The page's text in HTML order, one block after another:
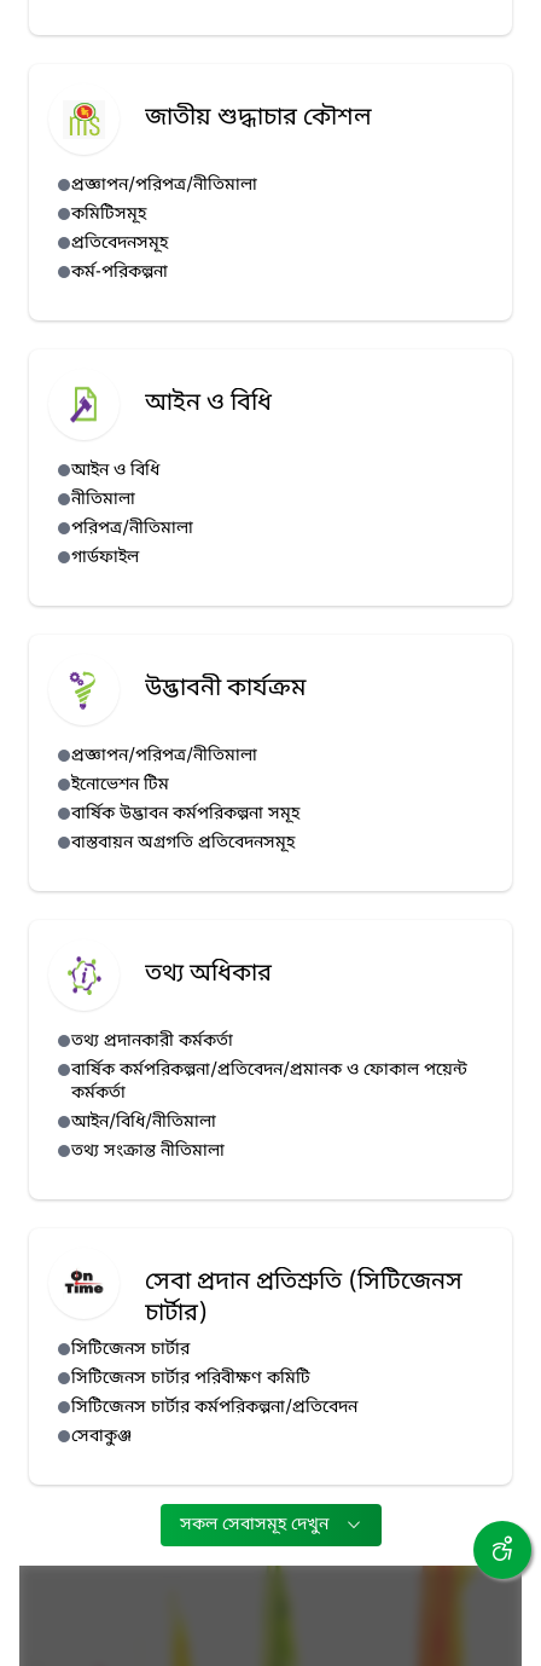
জাতীয় শুদ্ধাচার কৌশল
প্রজ্ঞাপন/পরিপত্র/নীতিমালা
কমিটিসমূহ
প্রতিবেদনসমূহ
কর্ম-পরিকল্পনা
আইন ও বিধি
আইন ও বিধি
নীতিমালা
পরিপত্র/নীতিমালা
গার্ডফাইল
উদ্ভাবনী কার্যক্রম
প্রজ্ঞাপন/পরিপত্র/নীতিমালা
ইনোভেশন টিম
বার্ষিক উদ্ভাবন কর্মপরিকল্পনা সমূহ
বাস্তবায়ন অগ্রগতি প্রতিবেদনসমূহ
তথ্য অধিকার
তথ্য প্রদানকারী কর্মকর্তা
বার্ষিক কর্মপরিকল্পনা/প্রতিবেদন/প্রমানক ও ফোকাল পয়েন্ট
কর্মকর্তা
আইন/বিধি/নীতিমালা
তথ্য সংক্রান্ত নীতিমালা
সেবা প্রদান প্রতিশ্রুতি (সিটিজেনস
চার্টার)
সিটিজেনস চার্টার
সিটিজেনস চার্টার পরিবীক্ষণ কমিটি
সিটিজেনস চার্টার কর্মপরিকল্পনা/প্রতিবেদন
সেবাকুঞ্জ
সকল সেবাসমূহ দেখুন